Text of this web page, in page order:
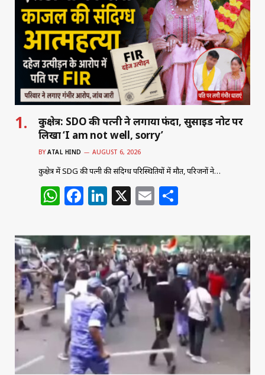
कुरुक्षेत्र: SDO की पत्नी ने लगाया फंदा, सुसाइड नोट पर
लिखा ‘I am not well, sorry’
BY ATAL HIND AUGUST 6, 2026
कुरुक्षेत्र में SDG की पत्नी की संदिग्ध परिस्थितियों में मौत, परिजनों ने…
W
at
s
A
p
p
F
c
e
b
o
o
k
Li
k
e
dI
n
X E
ai
l
ar
e